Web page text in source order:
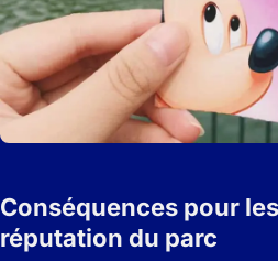
Conséquences pour
réputation du parc